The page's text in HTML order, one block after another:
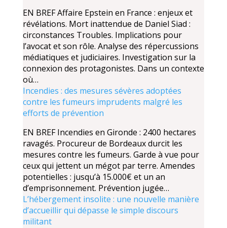
EN BREF Affaire Epstein en France : enjeux et
révélations. Mort inattendue de Daniel Siad :
circonstances Troubles. Implications pour
l’avocat et son rôle. Analyse des répercussions
médiatiques et judiciaires. Investigation sur la
connexion des protagonistes. Dans un contexte
où…
Incendies : des mesures sévères adoptées
contre les fumeurs imprudents malgré les
efforts de prévention
EN BREF Incendies en Gironde : 2400 hectares
ravagés. Procureur de Bordeaux durcit les
mesures contre les fumeurs. Garde à vue pour
ceux qui jettent un mégot par terre. Amendes
potentielles : jusqu’à 15.000€ et un an
d’emprisonnement. Prévention jugée…
L’hébergement insolite : une nouvelle manière
d’accueillir qui dépasse le simple discours
militant